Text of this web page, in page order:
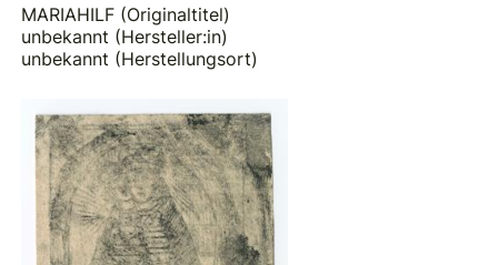
MARIAHILF (Originaltitel)
unbekannt (Hersteller:in)
unbekannt (Herstellungsort)